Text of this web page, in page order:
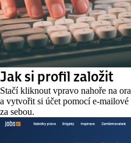
Jak si profil založit
Stačí kliknout vpravo nahoře na
a vytvořit si účet pomocí e-
za sebou.